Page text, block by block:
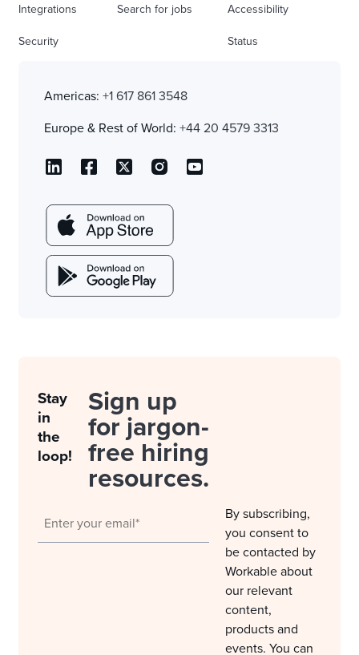
Integrations
Security
Search for jobs Accessibility
Status
Americas: +1 617 861 3548
Europe & Rest of World: +44 20 4579 3313
Stay
in
the
loop!
Sign up
for jargon-
free hiring
resources.
By subscribing,
you consent to
be contacted by
Workable about
our relevant
content,
products and
events. You can